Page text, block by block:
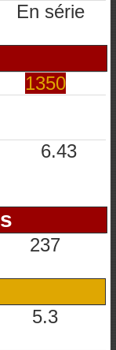
En série
1350
6.43
237
5.3